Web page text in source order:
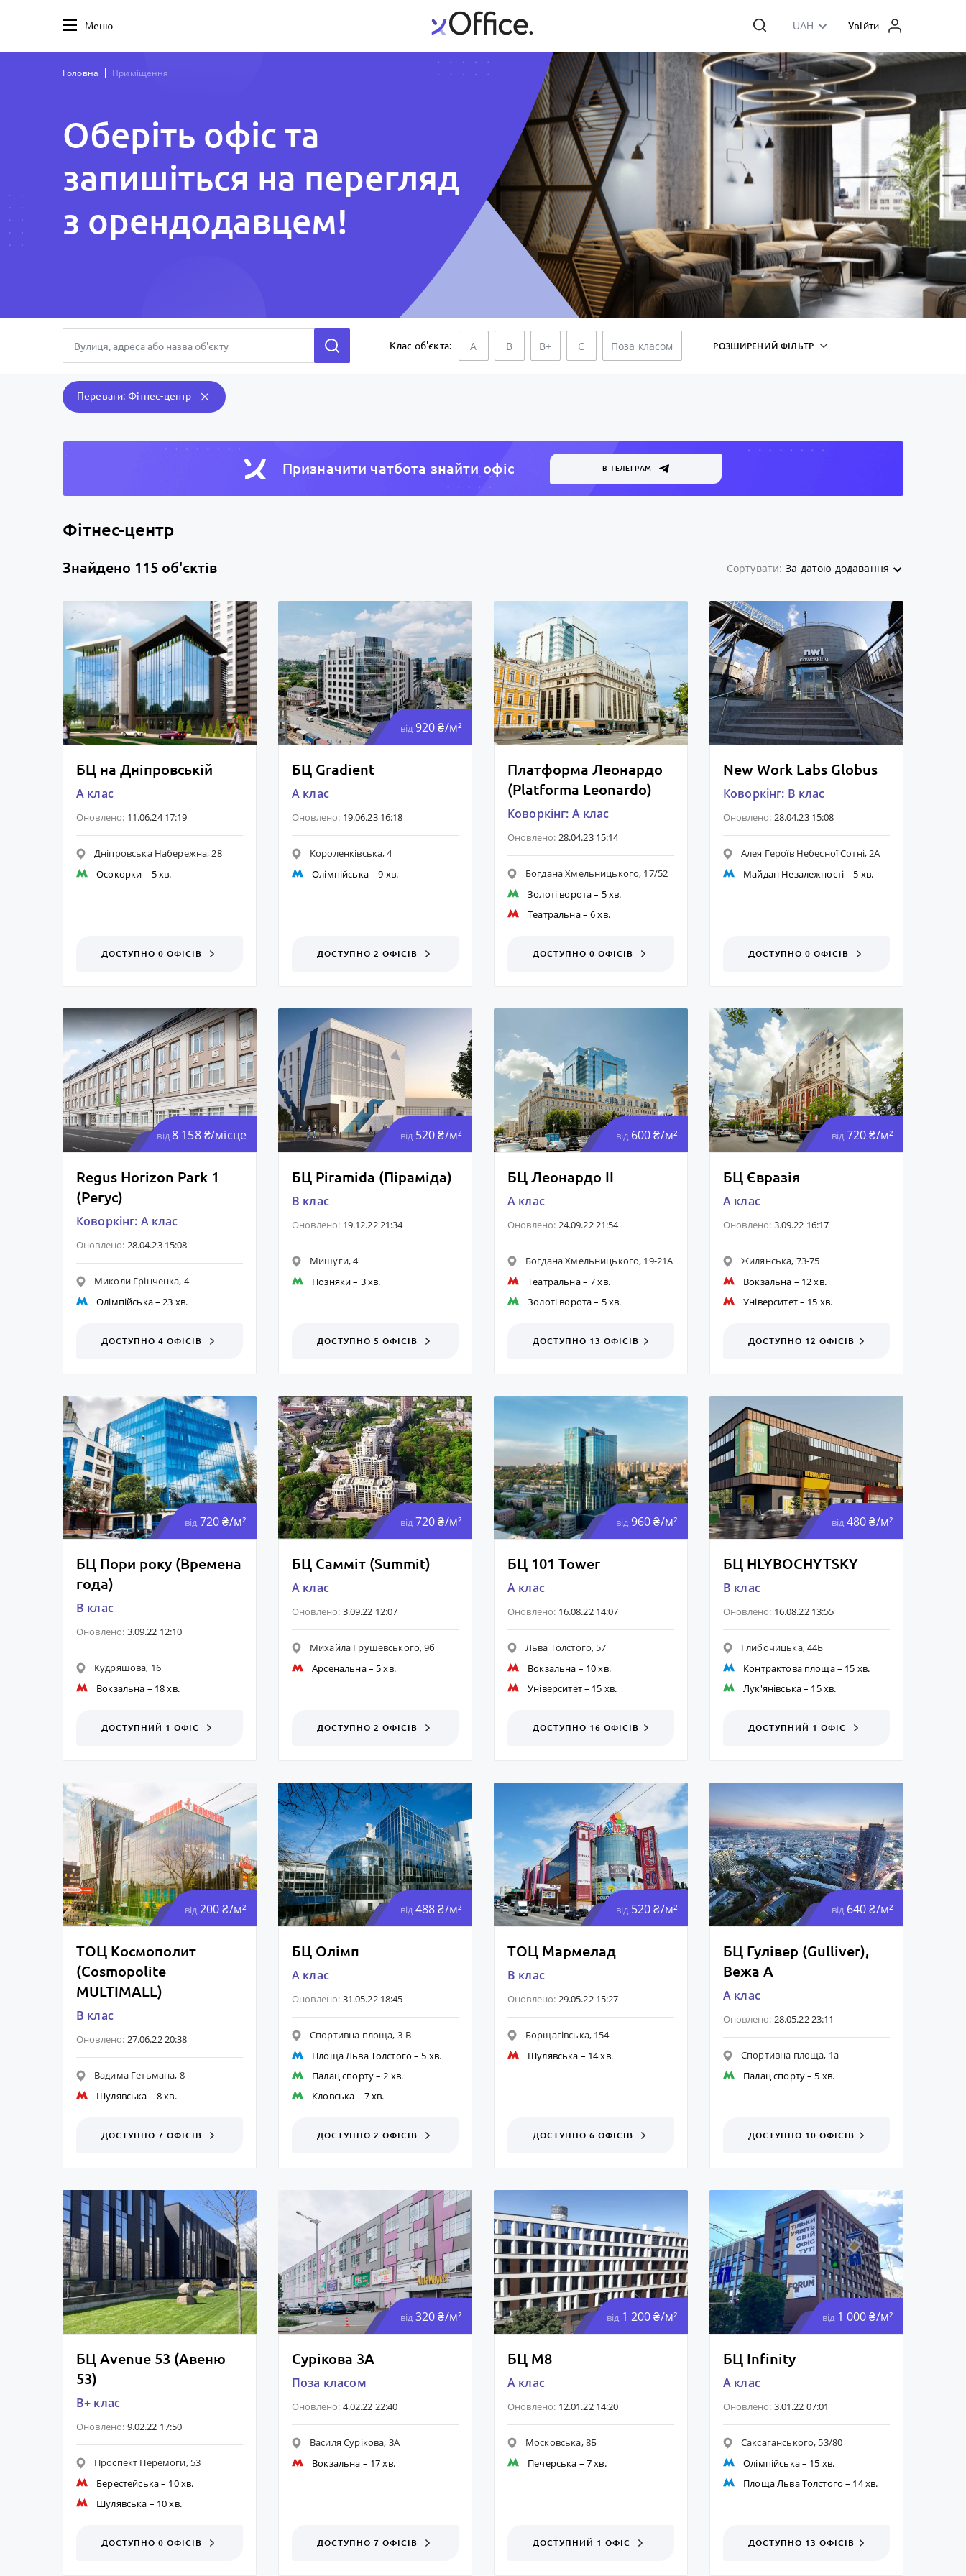
Меню UAH Увійти
Головна Приміщення
Оберіть офіс та
запишіться на перегляд
з орендодавцем!
РОЗШИРЕНИЙ ФІЛЬТР
Клас об'єкта: A B B+ C Поза класом
Переваги: Фітнес-центр
Призначити чатбота знайти офiс В ТЕЛЕГРАМ
Фітнес-центр
Знайдено 115 об'єктів Сортувати: За датою додавання
БЦ на Дніпровській
A клас
Оновлено: 11.06.24 17:19
Дніпровська Набережна, 28
Осокорки – 5 хв.
ДОСТУПНО 0 ОФІСІВ
від 920 ₴/м²
БЦ Gradient
A клас
Оновлено: 19.06.23 16:18
Короленківська, 4
Олімпійська– 9 хв.
ДОСТУПНО 2 ОФІСІВ
Платформа Леонардо
(Platforma Leonardo)
Коворкінг: A клас
Оновлено: 28.04.23 15:14
Богдана Хмельницького, 17/52
Золоті ворота– 5 хв.
Театральна– 6 хв.
ДОСТУПНО 0 ОФІСІВ
New Work Labs Globus
Коворкінг: B клас
Оновлено: 28.04.23 15:08
Алея Героїв Небесної Сотні, 2А
Майдан Незалежності– 5 хв.
ДОСТУПНО 0 ОФІСІВ
від8 158 ₴/місце
Regus Horizon Park 1
(Регус)
Коворкінг: A клас
Оновлено: 28.04.23 15:08
Миколи Грінченка, 4
Олімпійська– 23 хв.
ДОСТУПНО 4 ОФІСІВ
від 520 ₴/м²
БЦ Piramida (Піраміда)
B клас
Оновлено: 19.12.22 21:34
Мишуги, 4
Позняки– 3 хв.
ДОСТУПНО 5 ОФІСІВ
від 600 ₴/м²
БЦ Леонардо ІІ
A клас
Оновлено: 24.09.22 21:54
Богдана Хмельницького, 19-21А
Театральна– 7 хв.
Золоті ворота– 5 хв.
ДОСТУПНО 13
від 720 ₴/м²
БЦ Євразія
A клас
Оновлено: 3.09.22 16:17
Жилянська, 73-75
Вокзальна – 12 хв.
Університет– 15 хв.
ДОСТУПНО 12
від 720 ₴/м²
БЦ Пори року (Времена
года)
B клас
Оновлено: 3.09.22 12:10
Кудряшова, 16
Вокзальна – 18 хв.
ДОСТУПНИЙ 1 ОФІС
від 720 ₴/м²
БЦ Самміт (Summit)
A клас
Оновлено: 3.09.22 12:07
Михайла Грушевського, 9б
Арсенальна– 5 хв.
ДОСТУПНО 2 ОФІСІВ
від 960 ₴/м²
БЦ 101 Tower
A клас
Оновлено: 16.08.22 14:07
Льва Толстого, 57
Вокзальна – 10 хв.
Університет– 15 хв.
ДОСТУПНО 16
від 480 ₴/м²
БЦ HLYBOCHYTSKY
B клас
Оновлено: 16.08.22 13:55
Глибочицька, 44Б
Контрактова площа– 15 хв.
Лук'янівська– 15 хв.
ДОСТУПНИЙ 1 ОФІС
від 200 ₴/м²
ТОЦ Космополит
(Cosmopolite
MULTIMALL)
B клас
Оновлено: 27.06.22 20:38
Вадима Гетьмана, 8
Шулявська – 8 хв.
ДОСТУПНО 7 ОФІСІВ
від 488 ₴/м²
БЦ Олімп
A клас
Оновлено: 31.05.22 18:45
Спортивна площа, 3-В
Площа Льва Толстого – 5 хв.
Палац спорту– 2 хв.
Кловська – 7 хв.
ДОСТУПНО 2 ОФІСІВ
від 520 ₴/м²
ТОЦ Мармелад
B клас
Оновлено: 29.05.22 15:27
Борщагівська, 154
Шулявська – 14 хв.
ДОСТУПНО 6 ОФІСІВ
від 640 ₴/м²
БЦ Гулівер (Gulliver),
Вежа А
A клас
Оновлено: 28.05.22 23:11
Спортивна площа, 1а
Палац спорту– 5 хв.
ДОСТУПНО 10
БЦ Avenue 53 (Авеню
53)
B+ клас
Оновлено: 9.02.22 17:50
Проспект Перемоги, 53
Берестейська– 10 хв.
Шулявська – 10 хв.
ДОСТУПНО 0 ОФІСІВ
від 320 ₴/м²
Сурікова 3А
Поза класом
Оновлено: 4.02.22 22:40
Василя Сурікова, 3А
Вокзальна – 17 хв.
ДОСТУПНО 7 ОФІСІВ
від 1 200 ₴/м²
БЦ М8
A клас
Оновлено: 12.01.22 14:20
Московська, 8Б
Печерська – 7 хв.
ДОСТУПНИЙ 1 ОФІС
від 1 000 ₴/м²
БЦ Infinity
A клас
Оновлено: 3.01.22 07:01
Саксаганського, 53/80
Олімпійська– 15 хв.
Площа Льва Толстого – 14 хв.
ДОСТУПНО 13